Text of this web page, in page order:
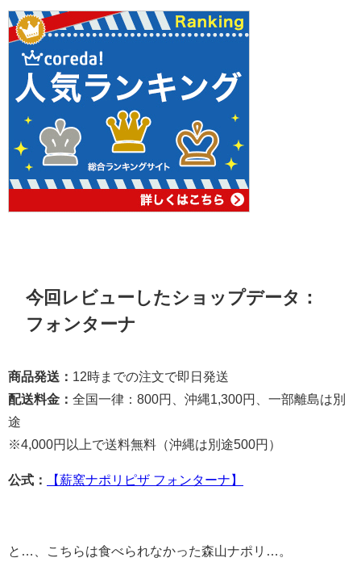
今回レビューしたショップデータ：
フォンターナ
商品発送： 12時までの注文で即日発送
配送料金： 全国一律：800円、沖縄1,300円、一部離島は別
途
※4,000円以上で送料無料（沖縄は別途500円）
公式： 【薪窯ナポリピザ フォンターナ】
と…、こちらは食べられなかった森山ナポリ…。